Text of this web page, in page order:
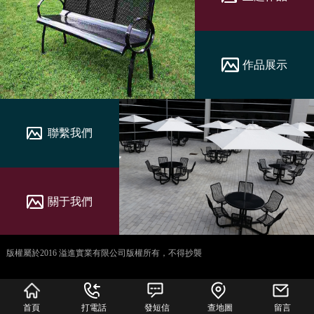
作品展示
聯繫我們
關于我們
版權屬於2016 溢進實業有限公司版權所有，不得抄襲
首頁 打電話 發短信 查地圖 留言